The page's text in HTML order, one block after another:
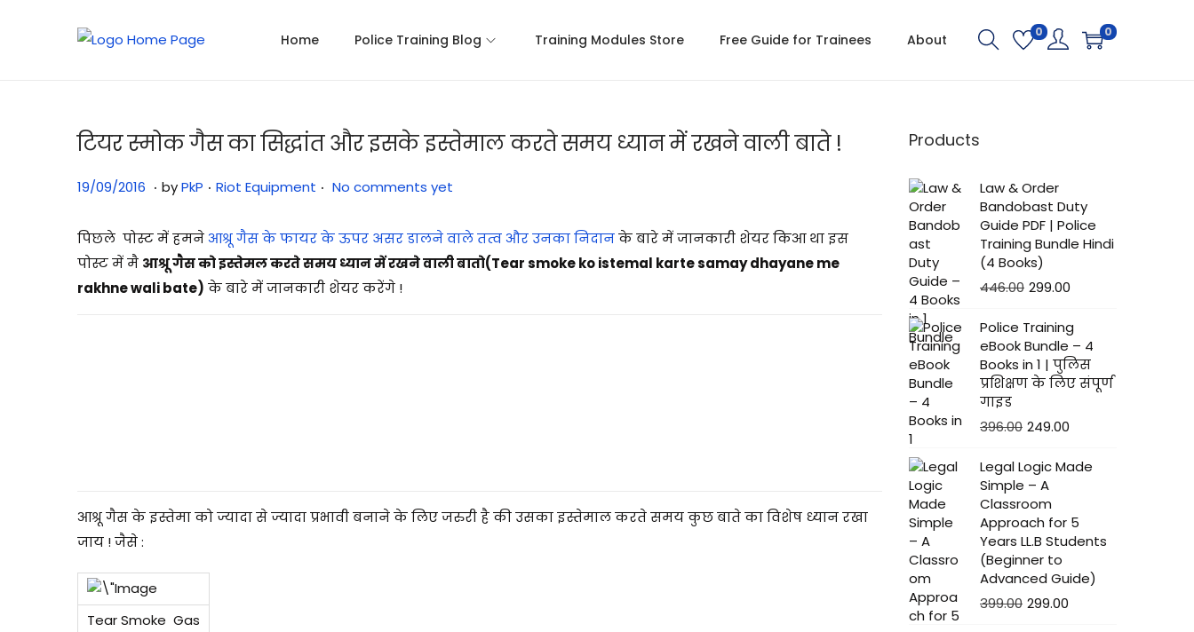
Home Police Training Blog Training Modules Store Free Guide for Trainees About 0 0
टियर स्मोक गैस का सिद्धांत और इसके इस्तेमाल करते समय ध्यान में रखने वाली बाते !
P
s
t
e
19/09/2016 3
/
0
7
. byPkP . P
s
t
e
Riot Equipment . No comments yet
पिछले पोस्ट में हमनेआश्रू गैस के फायर के ऊपर असर डालने वाले तत्व और उनका निदानके बारे में जानकारी शेयर किआ था इस
पोस्ट में मै आश्रू गैस को इस्तेमल करते समय ध्यान में रखने वाली बातो(Tear smoke ko istemal karte samay dhayane me
rakhne wali bate) के बारे में जानकारी शेयर करेंगे !
आश्रू गैस के इस्तेमा को ज्यादा से ज्यादा प्रभावी बनाने के लिए जरुरी है की उसका इस्तेमाल करते समय कुछ बाते का विशेष ध्यान रखा
जाय ! जैसे :
Tear Smoke Gas
Products
Law & Order
Bandobast Duty
Guide PDF | Police
Training Bundle Hindi
(4 Books)
446.00 299.00
Police Training
eBook Bundle – 4
Books in 1 | पुलिस
प्रशिक्षण के लिए संपूर्ण
गाइड
396.00 249.00
Legal Logic Made
Simple – A
Classroom
Approach for 5
Years LL.B Students
(Beginner to
Advanced Guide)
399.00 299.00